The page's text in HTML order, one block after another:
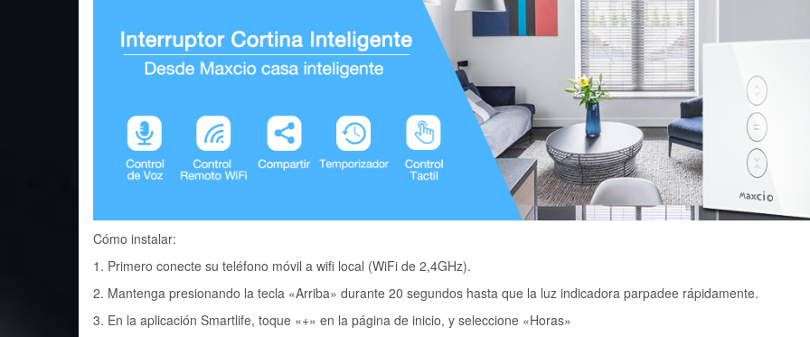
Cómo instalar:
1. Primero conecte su teléfono móvil a wifi local (WiFi de 2,4GHz).
2. Mantenga presionando la tecla «Arriba» durante 20 segundos hasta que la luz indicadora parpadee rápidamente.
3. En la aplicación Smartlife, toque «+» en la página de inicio, y seleccione «Horas»